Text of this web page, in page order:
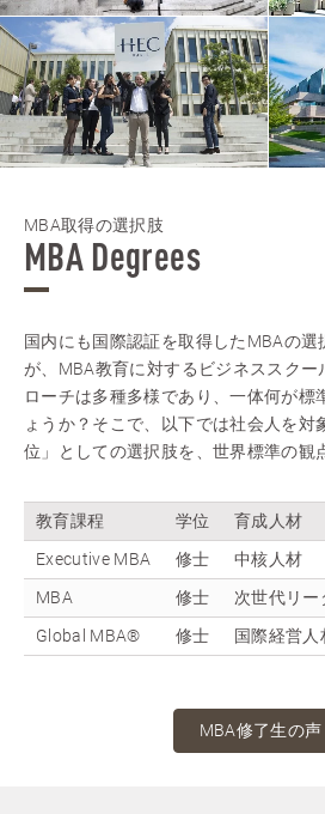
MBA取得の選択肢
MBA Degrees
国内にも国際認証を取得したMBAの選
が、MBA教育に対するビジネススク
ローチは多種多様であり、一体何が標
ょうか？そこで、以下では社会人を対
位」としての選択肢を、世界標準の観
教育課程 学位 育成人材
Executive MBA
修士 中核人材
MBA
修士 次世代リー
Global MBA®
修士 国際経営人
MBA修了生の声